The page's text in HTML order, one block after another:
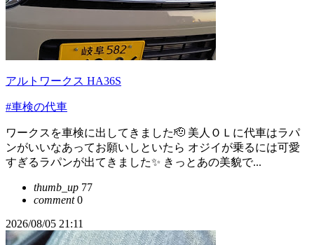
アルトワークス HA36S
#車検の代車
ワークスを車検に出してきました🫡 美人ＯＬに代車はラパ
ンがいいなあってお願いしといたら オジイが乗るには可愛
すぎるラパンが出てきました✨ きっとあの美貌で...
thumb_up 77
comment0
2026/08/05 21:11